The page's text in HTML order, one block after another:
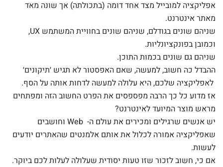
אפליקציה למובייל מצד אחד דומה (בתכולתה) אך שונה מאד
מאתר אינטרנט.
שניהם שונים בגודלם, שניהם שונים בחוויית המשתמש UX,
וכמובן בפונקציונליות.
שניהם גם שונים בכמות התוכן.
ההבדל כה חשוב, למעשה, שאם האפסטור לא תגיש ׳תיקונים׳
לאפליקציה שלכם, היא עלולה למעשה לדחות אותה על הסף.
אז מדוע כל כך הרבה מפספסים את הפרט החשוב הזה ומפתחים
מראש מוצר המיועד לאינטרנט?
יש אנשים שרגילים ומכירים את עולם ה- Web וחושבים
שאפליקציה אמורה לכלול את אותם אלמנטים שהאתרים יודעים
לעשות.
אם כי, חשוב לזכור שזו טעות יסודית שעלולה לעלות לכם ביוקר.